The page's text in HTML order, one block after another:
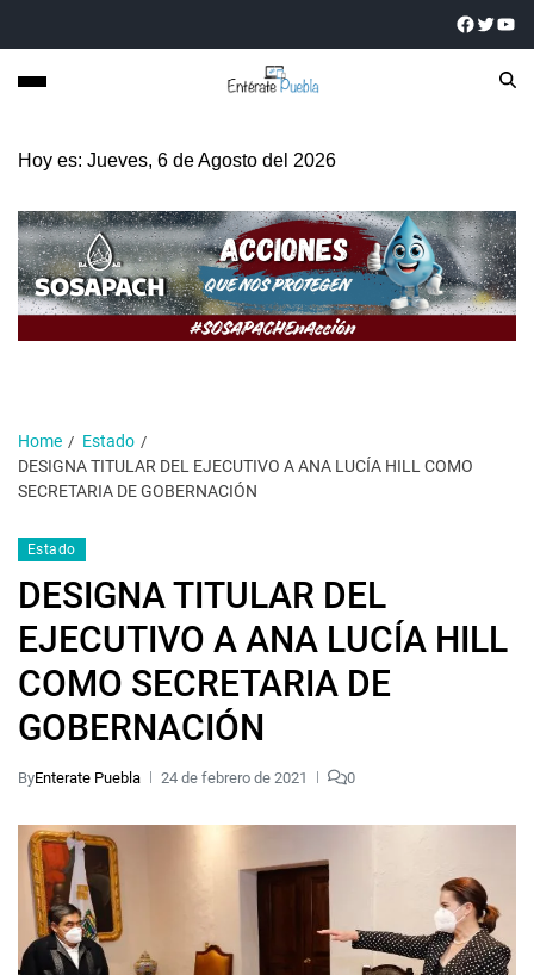
Hoy es: Jueves, 6 de Agosto del 2026
Home
Estado
DESIGNA TITULAR DEL EJECUTIVO A ANA LUCÍA HILL COMO
SECRETARIA DE GOBERNACIÓN
Estado
DESIGNA TITULAR DEL
EJECUTIVO A ANA LUCÍA HILL
COMO SECRETARIA DE
GOBERNACIÓN
ByEnterate Puebla 24 de febrero de 2021 0